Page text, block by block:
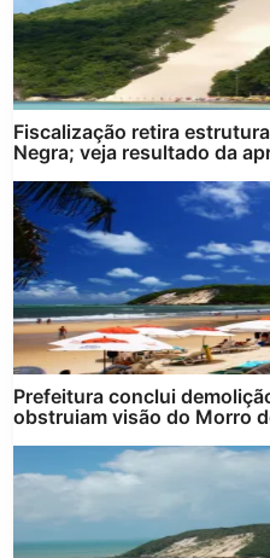
Fiscalização retira
Negra; veja resultado da
Prefeitura conclui
obstruiam visão do Morro